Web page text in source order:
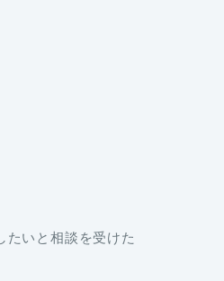
たいと相談を受けた